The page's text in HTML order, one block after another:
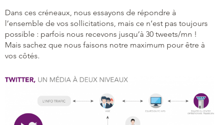
Dans ces créneaux, nous essayons de répondre à
l’ensemble de vos sollicitations, mais ce n’est pas toujours
possible : parfois nous recevons jusqu’à 30 tweets/mn !
Mais sachez que nous faisons notre maximum pour être à
vos côtés.